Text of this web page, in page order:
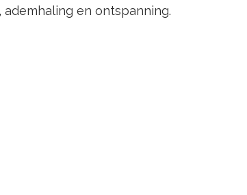
en ontspanning.